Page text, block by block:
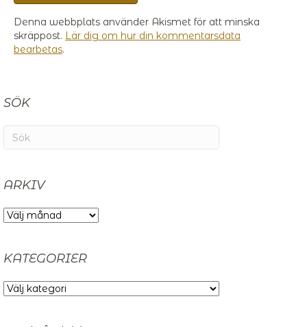
Denna webbplats använder Akismet för att minska
skräppost. Lär dig om hur din kommentarsdata
bearbetas.
SÖK
ARKIV
ARKIV
KATEGORIER
KATEGORIER